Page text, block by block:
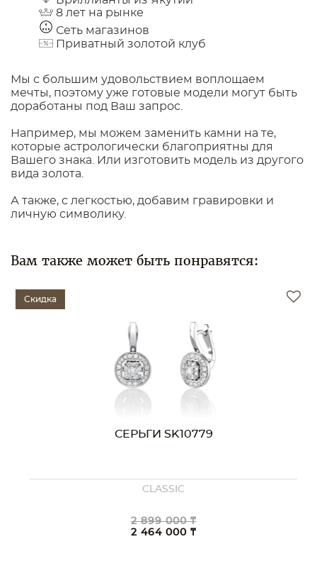
8 лет на рынке
Сеть магазинов
Приватный золотой клуб
Мы с большим удовольствием воплощаем
мечты, поэтому уже готовые модели могут быть
доработаны под Ваш запрос.
Например, мы можем заменить камни на те,
которые астрологически благоприятны для
Вашего знака. Или изготовить модель из другого
вида золота.
А также, с легкостью, добавим гравировки и
личную символику.
Вам также может быть понравятся:
Скидка
СЕРЬГИ SK10779
CLASSIC
2 899 000 ₸
2 464 000 ₸